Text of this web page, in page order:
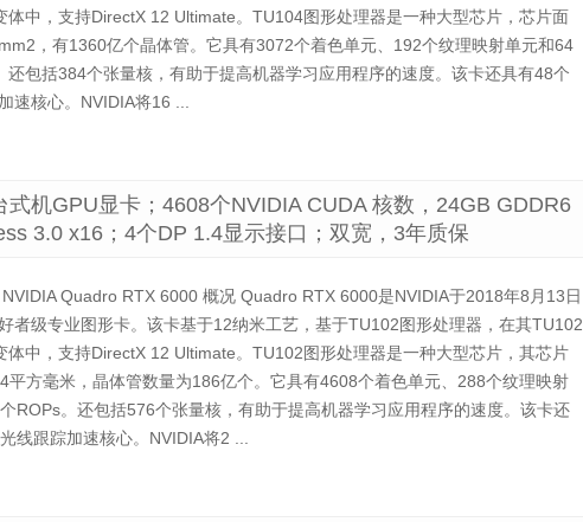
体中，支持DirectX 12 Ultimate。TU104图形处理器是一种大型芯片，芯片面
，有1360亿个晶体管。它具有3072个着色单元、192个纹理映射单元和64
还包括384个张量核，有助于提高机器学习应用程序的速度。该卡还具有48个
速核心。NVIDIA将16 ...
机GPU显卡；4608个NVIDIA CUDA 核数，24GB GDDR6
3.0 x16；4个DP 1.4显示接口；双宽，3年质保
Quadro RTX 6000 概况 Quadro RTX 6000是NVIDIA于2018年8月13日
者级专业图形卡。该卡基于12纳米工艺，基于TU102图形处理器，在其TU102
体中，支持DirectX 12 Ultimate。TU102图形处理器是一种大型芯片，其芯片
平方毫米，晶体管数量为186亿个。它具有4608个着色单元、288个纹理映射
ROPs。还包括576个张量核，有助于提高机器学习应用程序的速度。该卡还
线跟踪加速核心。NVIDIA将2 ...